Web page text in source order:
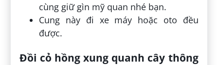
cùng giữ gìn mỹ quan nhé bạn.
Cung này đi xe máy hoặc oto đều
được.
Đồi cỏ hồng xung quanh cây thông